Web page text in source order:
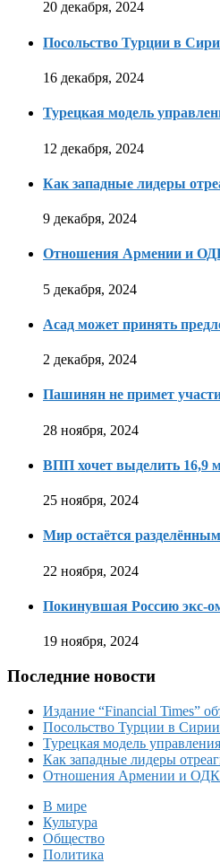
20 декабря, 2024
Посольство Турции в
16 декабря, 2024
Турецкая модель
12 декабря, 2024
Как западные лидеры
9 декабря, 2024
Отношения Армении и
5 декабря, 2024
Асад может принять
2 декабря, 2024
Пашинян не примет
28 ноября, 2024
ВПП хочет выделить 16,9
25 ноября, 2024
Мир остаётся
22 ноября, 2024
Покинувшая Россию экс-
19 ноября, 2024
Последние новости
Издание “Financial Times”
Посольство Турции в Сирии
Турецкая модель
Как западные лидеры
Отношения Армении и
В мире
Культура
Общество
Политика